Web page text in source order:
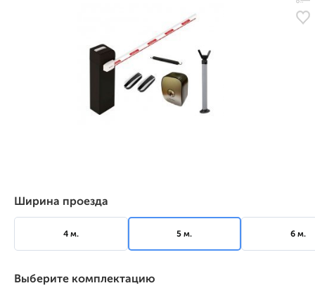
Ширина проезда
4 м. 5 м. 6 м.
Выберите комплектацию